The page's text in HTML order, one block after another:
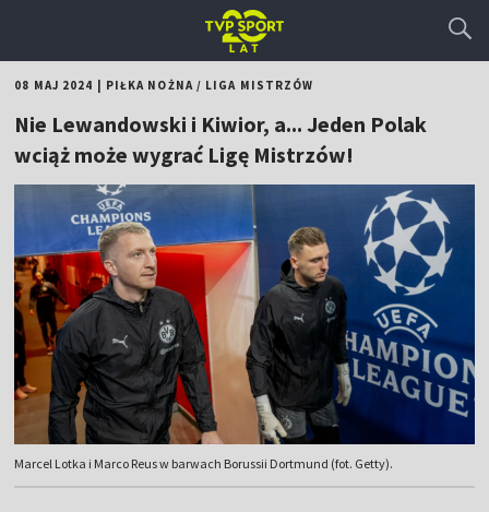
08 MAJ 2024 PIŁKA NOŻNA/ LIGA MISTRZÓW
Nie Lewandowski i Kiwior, a... Jeden Polak
wciąż może wygrać Ligę Mistrzów!
Marcel Lotka i Marco Reus w barwach Borussii Dortmund (fot. Getty).